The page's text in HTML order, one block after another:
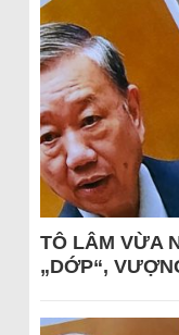
TÔ LÂM VỪA
„DỚP“,